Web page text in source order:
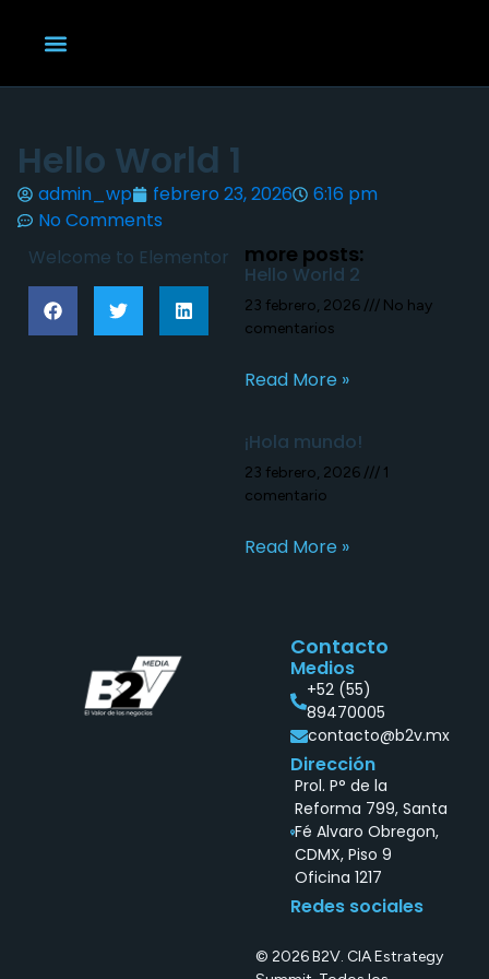
Hello World 1
admin_wp febrero 23, 2026
6:16 pm
No Comments
Welcome to Elementor
more posts:
Hello World 2
23 febrero, 2026
No hay
comentarios
Read More »
¡Hola mundo!
23 febrero, 2026
1
comentario
Read More »
Contacto
Medios
+52 (55)
89470005
contacto@b2v.mx
Dirección
Prol. P° de la
Reforma 799, Santa
Fé Alvaro Obregon,
CDMX, Piso 9
Oficina 1217
Redes sociales
© 2026 B2V. CIA Estrategy